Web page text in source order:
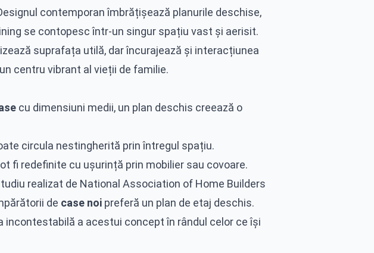
contemporan îmbrățișează planurile deschise,
se contopesc într-un singur spațiu vast și aerisit.
suprafața utilă, dar încurajează și interacțiunea
centru vibrant al vieții de familie.
cu dimensiuni medii, un plan deschis creează o
circula nestingherită prin întregul spațiu.
fi redefinite cu ușurință prin mobilier sau covoare.
realizat de National Association of Home Builders
de case noi preferă un plan de etaj deschis.
a acestui concept în rândul celor ce își